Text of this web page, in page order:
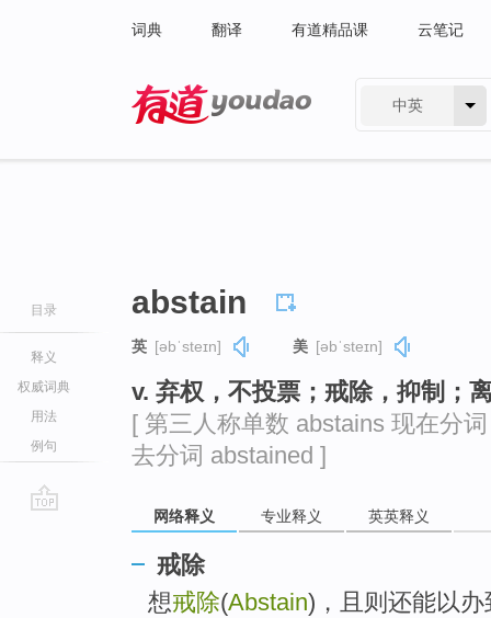
词典 翻译 有道精品课 云笔记
中英
目录
释义
权威词典
用法
例句
abstain
英 [əbˈsteɪn] 美 [əbˈsteɪn]
v. 弃权，不投票；戒除，抑制；
[ 第三人称单数 abstains 现在分
去分词 abstained ]
网络释义 专业释义 英英释义
戒除
想戒除(Abstain)，且则还能以